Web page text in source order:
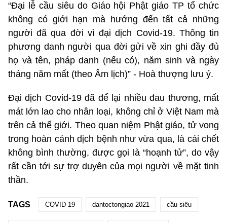
“Đại lễ cầu siêu do Giáo hội Phật giáo TP tổ chức
không có giới hạn mà hướng đến tất cả những
người đã qua đời vì đại dịch Covid-19. Thông tin
phương danh người qua đời gửi về xin ghi đầy đủ
họ và tên, pháp danh (nếu có), năm sinh và ngày
tháng năm mất (theo Âm lịch)” - Hoà thượng lưu ý.
Đại dịch Covid-19 đã để lại nhiều đau thương, mất
mát lớn lao cho nhân loại, không chỉ ở Việt Nam mà
trên cả thế giới. Theo quan niệm Phật giáo, tử vong
trong hoàn cảnh dịch bệnh như vừa qua, là cái chết
không bình thường, được gọi là “hoạnh tử”, do vậy
rất cần tới sự trợ duyên của mọi người về mặt tinh
thần.
TAGS COVID-19 dantoctongiao 2021 cầu siêu